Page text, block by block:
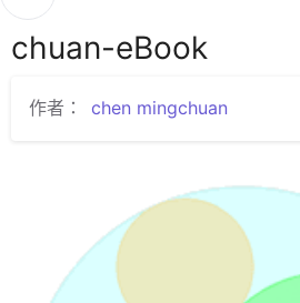
綱
chuan-eBook
chuan-eBook
作者： chen mingchuan